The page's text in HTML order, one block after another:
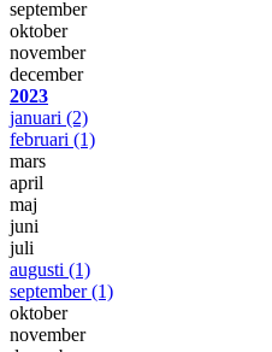
september
oktober
november
december
2023
januari (2)
februari (1)
mars
april
maj
juni
juli
augusti (1)
september(1)
oktober
november